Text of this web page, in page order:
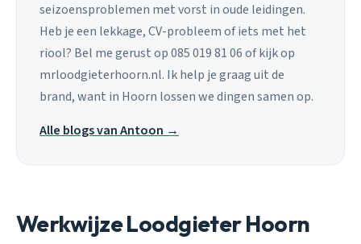
seizoensproblemen met vorst in oude leidingen.
Heb je een lekkage, CV-probleem of iets met het
riool? Bel me gerust op 085 019 81 06 of kijk op
mrloodgieterhoorn.nl. Ik help je graag uit de
brand, want in Hoorn lossen we dingen samen op.
Alle blogs van Antoon →
Werkwijze Loodgieter Hoorn